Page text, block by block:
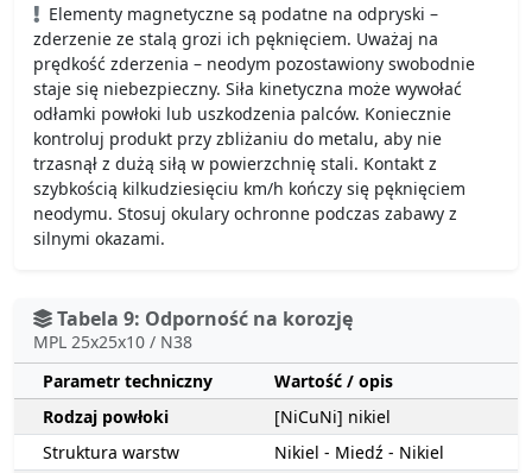
Elementy magnetyczne są podatne na odpryski –
zderzenie ze stalą grozi ich pęknięciem. Uważaj na
prędkość zderzenia – neodym pozostawiony swobodnie
staje się niebezpieczny. Siła kinetyczna może wywołać
odłamki powłoki lub uszkodzenia palców. Koniecznie
kontroluj produkt przy zbliżaniu do metalu, aby nie
trzasnął z dużą siłą w powierzchnię stali. Kontakt z
szybkością kilkudziesięciu km/h kończy się pęknięciem
neodymu. Stosuj okulary ochronne podczas zabawy z
silnymi okazami.
Tabela 9: Odporność na korozję
MPL 25x25x10 / N38
Parametr techniczny
Wartość / opis
Rodzaj powłoki
[NiCuNi] nikiel
Struktura warstw
Nikiel - Miedź - Nikiel